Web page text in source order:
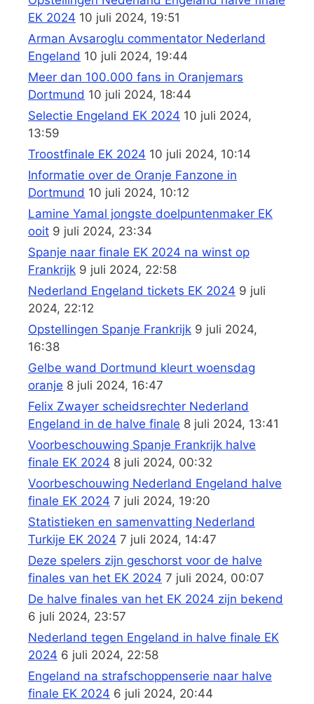
EK 2024 10 juli 2024, 19:51
Arman Avsaroglu commentator Nederland
Engeland 10 juli 2024, 19:44
Meer dan 100.000 fans in Oranjemars
Dortmund 10 juli 2024, 18:44
Selectie Engeland EK 2024 10 juli 2024,
13:59
Troostfinale EK 2024 10 juli 2024, 10:14
Informatie over de Oranje Fanzone in
Dortmund 10 juli 2024, 10:12
Lamine Yamal jongste doelpuntenmaker EK
ooit 9 juli 2024, 23:34
Spanje naar finale EK 2024 na winst op
Frankrijk 9 juli 2024, 22:58
Nederland Engeland tickets EK 2024 9 juli
2024, 22:12
Opstellingen Spanje Frankrijk 9 juli 2024,
16:38
Gelbe wand Dortmund kleurt woensdag
oranje 8 juli 2024, 16:47
Felix Zwayer scheidsrechter Nederland
Engeland in de halve finale 8 juli 2024, 13:41
Voorbeschouwing Spanje Frankrijk halve
finale EK 2024 8 juli 2024, 00:32
Voorbeschouwing Nederland Engeland halve
finale EK 2024 7 juli 2024, 19:20
Statistieken en samenvatting Nederland
Turkije EK 2024 7 juli 2024, 14:47
Deze spelers zijn geschorst voor de halve
finales van het EK 2024 7 juli 2024, 00:07
De halve finales van het EK 2024 zijn bekend
6 juli 2024, 23:57
Nederland tegen Engeland in halve finale EK
2024 6 juli 2024, 22:58
Engeland na strafschoppenserie naar halve
finale EK 2024 6 juli 2024, 20:44